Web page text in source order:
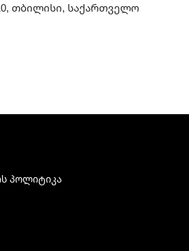
თბილისი, საქართველო
პოლიტიკა